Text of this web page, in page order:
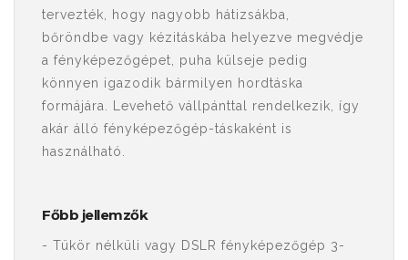
tervezték, hogy nagyobb hátizsákba,
bőröndbe vagy kézitáskába helyezve megvédje
a fényképezőgépet, puha külseje pedig
könnyen igazodik bármilyen hordtáska
formájára. Levehető vállpánttal rendelkezik, így
akár álló fényképezőgép-táskaként is
használható.
Főbb jellemzők
- Tükör nélküli vagy DSLR fényképezőgép 3-